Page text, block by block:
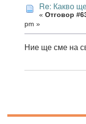
Re: Какво
« Отговор
pm »
Ние ще сме на